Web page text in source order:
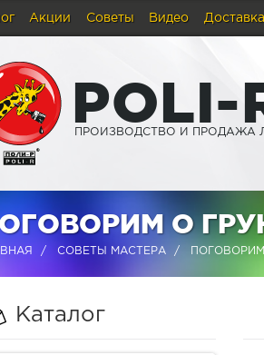
Акции Советы Видео
POLI-
ПРОИЗВОДСТВО И ПРОДАЖА
О
СОВЕТЫ МАСТЕРА
Каталог